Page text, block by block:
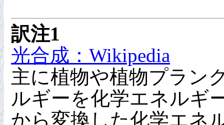
訳注1
光合成：Wikipedia
主に植物や植物プラン
ルギーを化学エネルギ
から変換した化学エネ